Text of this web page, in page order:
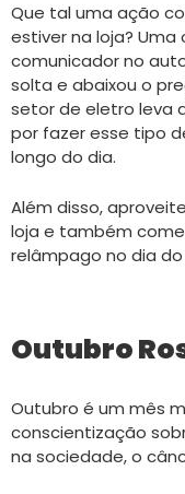
Que tal uma ação
estiver na loja?
comunicador no
solta e abaixou o
setor de eletro leva
por fazer esse tipo
longo do dia.
Além disso,
loja e também
relâmpago no dia do
Outubro
Outubro é um mês
conscientização
na sociedade, o